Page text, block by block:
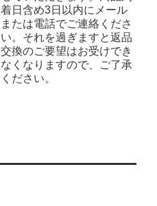
着日含め3日以内にメール
または電話でご連絡くださ
い。それを過ぎますと返品
交換のご要望はお受けでき
なくなりますので、ご了承
ください。